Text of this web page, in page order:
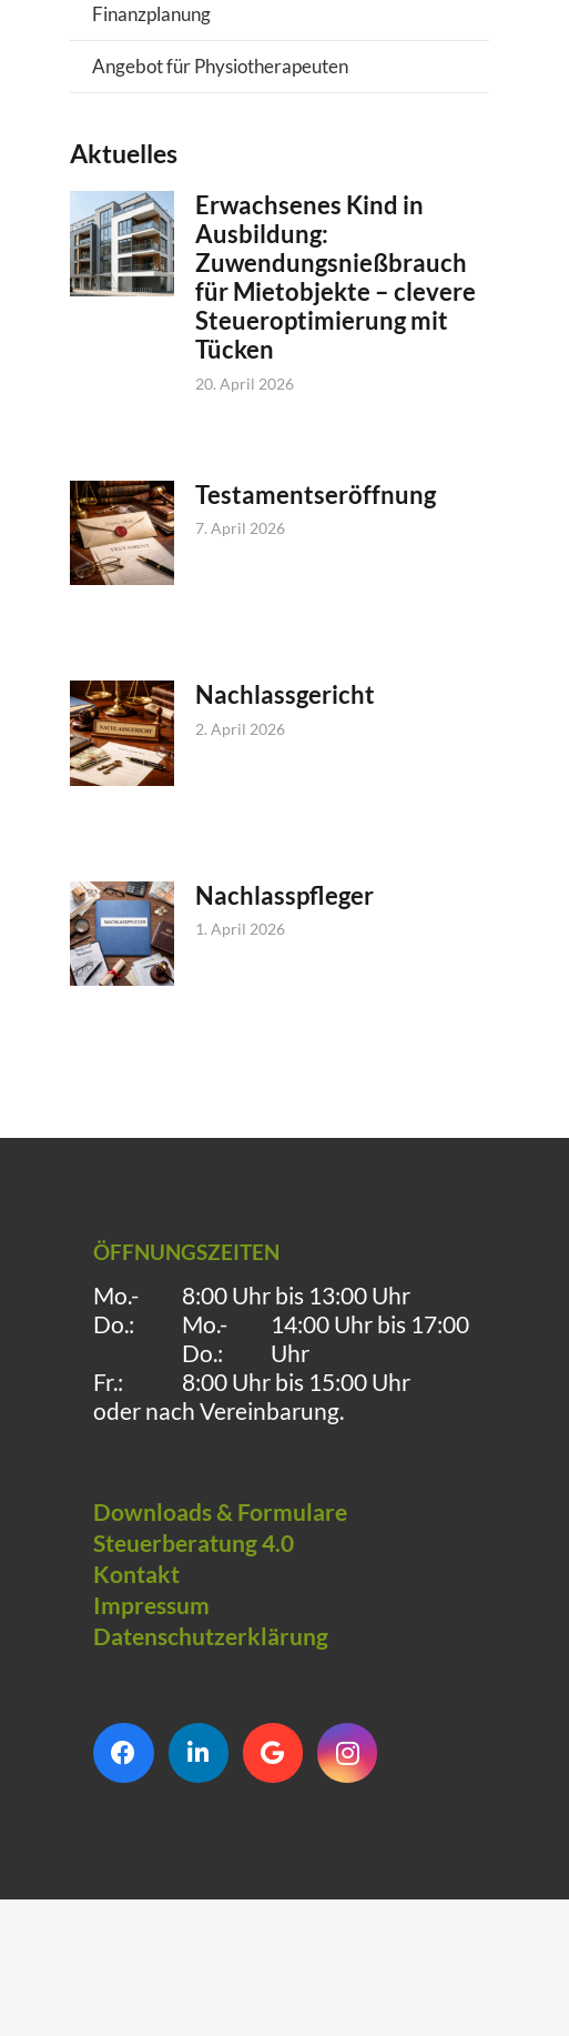
Finanzplanung
Angebot für Physiotherapeuten
Aktuelles
Erwachsenes Kind in
Ausbildung:
Zuwendungsnießbrauch
für Mietobjekte – clevere
Steueroptimierung mit
Tücken
20. April 2026
Testamentseröffnung
7. April 2026
Nachlassgericht
2. April 2026
Nachlasspfleger
1. April 2026
ÖFFNUNGSZEITEN
Mo.-
Do.:
8:00 Uhr bis 13:00 Uhr
Mo.-
Do.:
14:00 Uhr bis 17:00
Uhr
Fr.:
8:00 Uhr bis 15:00 Uhr
oder nach Vereinbarung.
Downloads & Formulare
Steuerberatung 4.0
Kontakt
Impressum
Datenschutzerklärung